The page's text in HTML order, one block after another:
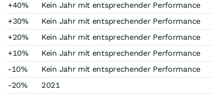
+40%
Kein Jahr mit entsprechender Performance
+30%
Kein Jahr mit entsprechender Performance
+20%
Kein Jahr mit entsprechender Performance
+10%
Kein Jahr mit entsprechender Performance
-10%
Kein Jahr mit entsprechender Performance
-20%
2021